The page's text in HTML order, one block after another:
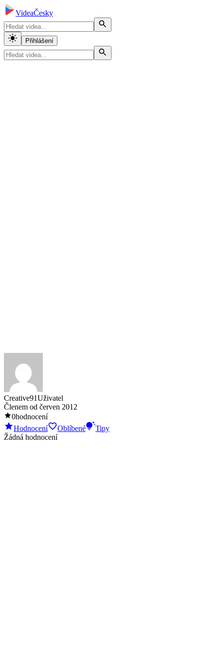
VideaČesky
Přihlášení
Creative91Uživatel
Členem od červen 2012
0hodnocení
Hodnocení
Oblíbené
Tipy
Žádná hodnocení